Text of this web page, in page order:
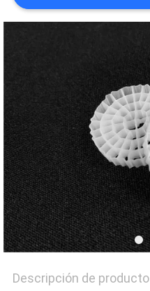
MAPA
POLÍTICA
DE
PRIVACIDAD
Descripción de producto